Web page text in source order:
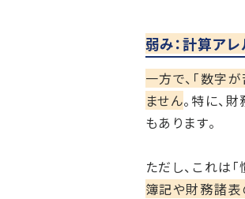
弱み：計算ア
一方で、「数字
ません。特に、
もあります。
ただし、これは
簿記や財務諸表